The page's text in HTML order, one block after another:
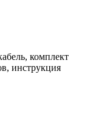
комплект
инструкция